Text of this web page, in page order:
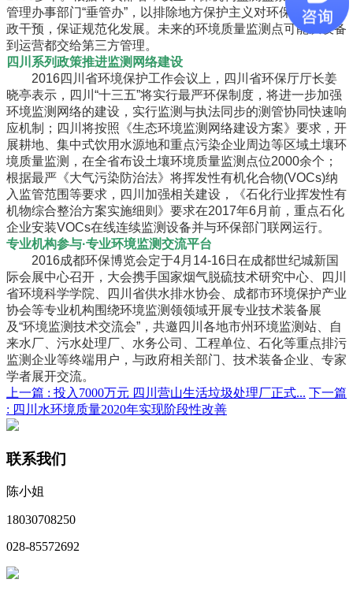
管理办事部门“垂管办”，以排除地方保护主义对环保执法的行
政干预，保证规范化发展。未来的环境质量监测点可能从设备
到运营都交给第三方管理。
四川系列政策推进监测网络建设
2016四川省环境保护工作会议上，四川省环保厅厅长姜
晓亭表示，四川“十三五”将实行最严环保制度，将进一步加强
环境监测网络的建设，实行监测与执法同步的测管协同快速响
应机制；四川将按照《生态环境监测网络建设方案》要求，开
展耕地、集中式饮用水源地和重点污染企业周边等区域土壤环
境质量监测，在全省布设土壤环境质量监测点位2000余个；
根据最严《大气污染防治法》将挥发性有机化合物(VOCs)纳
入监管范围等要求，四川加强相关建设，《石化行业挥发性有
机物综合整治方案实施细则》要求在2017年6月前，重点石化
企业安装VOCs在线连续监测设备并与环保部门联网运行。
专业机构参与·专业环境监测交流平台
2016成都环保博览会定于4月14-16日在成都世纪城新国
际会展中心召开，大会携手国家烟气脱硫技术研究中心、四川
省环境科学学院、四川省供水排水协会、成都市环境保护产业
协会等专业机构围绕环境监测领领域开展专业技术装备展
及“环境监测技术交流会”，共邀四川各地市州环境监测站、自
来水厂、污水处理厂、水务公司、工程单位、石化等重点排污
监测企业等终端用户，与政府相关部门、技术装备企业、专家
学者展开交流。
上一篇 : 投入7000万元 四川营山生活垃圾处理厂正式... 下一篇
: 四川水环境质量2020年实现阶段性改善
联系我们
陈小姐
18030708250
028-85572692